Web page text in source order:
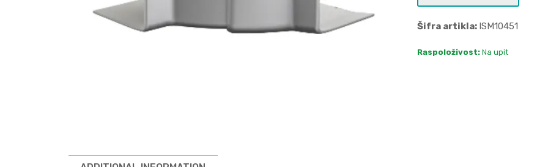
Šifra artikla: ISM10451
Raspoloživost: Na upit